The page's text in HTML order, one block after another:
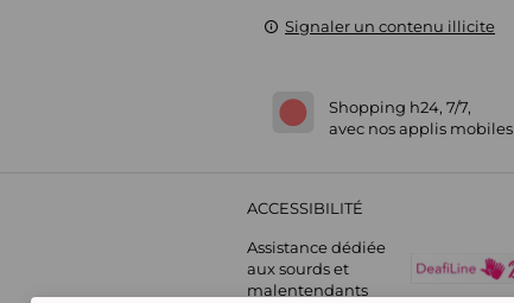
Signaler un contenu illicite
Shopping h24, 7/7,
avec nos applis mobiles
ACCESSIBILITÉ
Assistance dédiée
aux sourds et
malentendants